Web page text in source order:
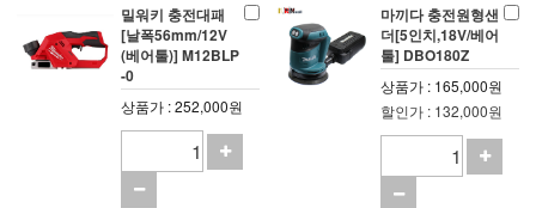
밀워키 충전대패
[날폭56mm/12V
(베어툴)] M12BLP
-0
상품가 : 252,000원
마끼다 충전원형샌
더[5인치,18V/베어
툴] DBO180Z
상품가 : 165,000원
할인가 : 132,000원